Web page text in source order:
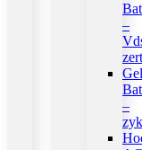
–
–